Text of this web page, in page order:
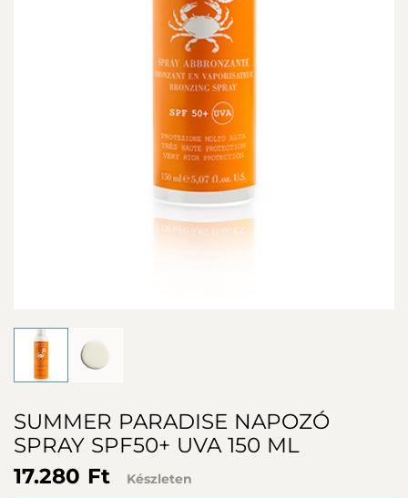
SUMMER PARADISE NAPOZÓ
SPRAY SPF50+ UVA 150 ML
17.280 Ft
Készleten